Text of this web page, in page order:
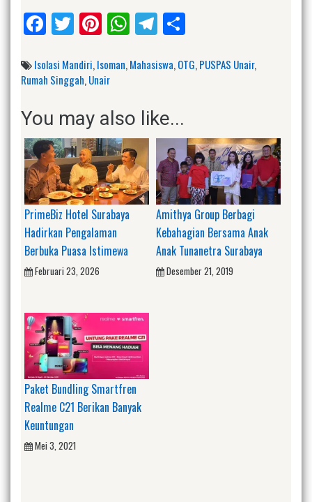
Facebook
Twitter
Pinterest
WhatsApp
Telegram
Isolasi Mandiri,Isoman,Mahasiswa,OTG,PUSPAS Unair,
Rumah Singgah,Unair
You may also like...
PrimeBiz Hotel Surabaya
Hadirkan Pengalaman
Berbuka Puasa Istimewa
Februari 23, 2026
Amithya Group Berbagi
Kebahagian Bersama Anak
Anak Tunanetra Surabaya
Desember 21, 2019
Paket Bundling Smartfren
Realme C21 Berikan Banyak
Keuntungan
Mei 3, 2021